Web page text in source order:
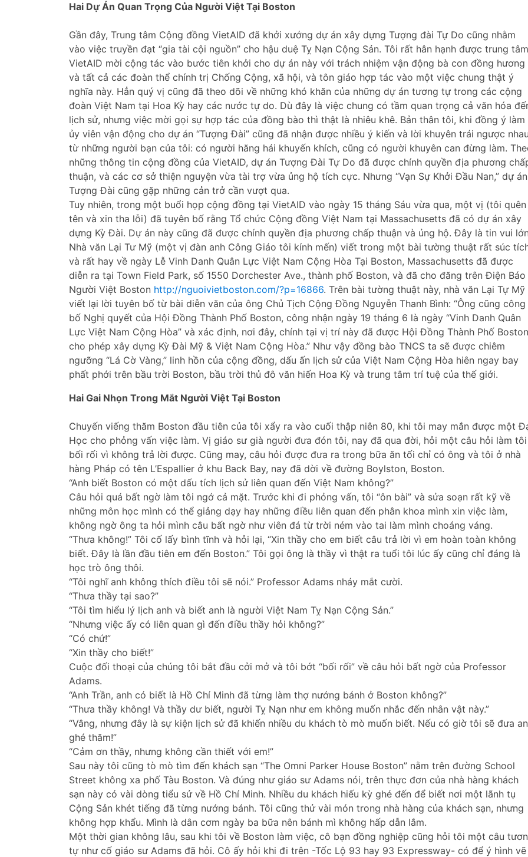
Hai Dự Án Quan Trọng Của Người Việt Tại Boston
Gần đây, Trung tâm Cộng đồng VietAID đã khởi xướng dự án xây dựng Tượng đài Tự Do cũng nhằm
vào việc truyền đạt “gia tài cội nguồn” cho hậu duệ Tỵ Nạn Cộng Sản. Tôi rất hân hạnh được trung tâm
VietAID mời cộng tác vào bước tiên khởi cho dự án này với trách nhiệm vận động bà con đồng hương
và tất cả các đoàn thể chính trị Chống Cộng, xã hội, và tôn giáo hợp tác vào một việc chung thật ý
nghĩa này. Hẳn quý vị cũng đã theo dõi về những khó khăn của những dự án tương tự trong các cộng
đoàn Việt Nam tại Hoa Kỳ hay các nước tự do. Dù đây là việc chung có tầm quan trọng cả văn hóa
lịch sử, nhưng việc mời gọi sự hợp tác của đồng bào thì thật là nhiêu khê. Bản thân tôi, khi đồng ý làm
ủy viên vận động cho dự án “Tượng Đài” cũng đã nhận được nhiều ý kiến và lời khuyên trái ngược
từ những người bạn của tôi: có người hăng hái khuyến khích, cũng có người khuyên can đừng làm.
những thông tin cộng đồng của VietAID, dự án Tượng Đài Tự Do đã được chính quyền địa phương
thuận, và các cơ sở thiện nguyện vừa tài trợ vừa ủng hộ tích cực. Nhưng “Vạn Sự Khởi Đầu Nan,” dự án
Tượng Đài cũng gặp những cản trở cần vượt qua.
Tuy nhiên, trong một buổi họp cộng đồng tại VietAID vào ngày 15 tháng Sáu vừa qua, một vị (tôi quên
tên và xin tha lỗi) đã tuyên bố rằng Tổ chức Cộng đồng Việt Nam tại Massachusetts đã có dự án xây
dựng Kỳ Đài. Dự án này cũng đã được chính quyền địa phương chấp thuận và ủng hộ. Đây là tin vui
Nhà văn Lại Tư Mỹ (một vị đàn anh Công Giáo tôi kính mến) viết trong một bài tường thuật rất súc
và rất hay về ngày Lễ Vinh Danh Quân Lực Việt Nam Cộng Hòa Tại Boston, Massachusetts đã được
diễn ra tại Town Field Park, số 1550 Dorchester Ave., thành phố Boston, và đã cho đăng trên Điện Báo
Người Việt Boston http://nguoivietboston.com/?p=16866. Trên bài tường thuật này, nhà văn Lại Tự Mỹ
viết lại lời tuyên bố từ bài diễn văn của ông Chủ Tịch Cộng Đồng Nguyễn Thanh Bình: “Ông cũng công
bố Nghị quyết của Hội Đồng Thành Phố Boston, công nhận ngày 19 tháng 6 là ngày “Vinh Danh Quân
Lực Việt Nam Cộng Hòa” và xác định, nơi đây, chính tại vị trí này đã được Hội Đồng Thành Phố Boston
cho phép xây dựng Kỳ Đài Mỹ & Việt Nam Cộng Hòa.” Như vậy đồng bào TNCS ta sẽ được chiêm
ngưỡng “Lá Cờ Vàng,” linh hồn của cộng đồng, dấu ấn lịch sử của Việt Nam Cộng Hòa hiên ngay bay
phất phới trên bầu trời Boston, bầu trời thủ đô văn hiến Hoa Kỳ và trung tâm trí tuệ của thế giới.
Hai Gai Nhọn Trong Mắt Người Việt Tại Boston
Chuyến viếng thăm Boston đầu tiên của tôi xẩy ra vào cuối thập niên 80, khi tôi may mắn được một
Học cho phỏng vấn việc làm. Vị giáo sư già người đưa đón tôi, nay đã qua đời, hỏi một câu hỏi làm tôi
bối rối vì không trả lời được. Cũng may, câu hỏi được đưa ra trong bữa ăn tối chỉ có ông và tôi ở nhà
hàng Pháp có tên L’Espallier ở khu Back Bay, nay đã dời về đường Boylston, Boston.
“Anh biết Boston có một dấu tích lịch sử liên quan đến Việt Nam không?”
Câu hỏi quá bất ngờ làm tôi ngớ cả mặt. Trước khi đi phỏng vấn, tôi “ôn bài” và sửa soạn rất kỹ về
những môn học mình có thể giảng dạy hay những điều liên quan đến phân khoa mình xin việc làm,
không ngờ ông ta hỏi mình câu bất ngờ như viên đá từ trời ném vào tai làm mình choáng váng.
“Thưa không!” Tôi cố lấy bình tĩnh và hỏi lại, “Xin thầy cho em biết câu trả lời vì em hoàn toàn không
biết. Đây là lần đầu tiên em đến Boston.” Tôi gọi ông là thầy vì thật ra tuổi tôi lúc ấy cũng chỉ đáng là
học trò ông thôi.
“Tôi nghĩ anh không thích điều tôi sẽ nói.” Professor Adams nháy mắt cười.
“Thưa thầy tại sao?”
“Tôi tìm hiểu lý lịch anh và biết anh là người Việt Nam Tỵ Nạn Cộng Sản.”
“Nhưng việc ấy có liên quan gì đến điều thầy hỏi không?”
“Có chứ!”
“Xin thầy cho biết!”
Cuộc đối thoại của chúng tôi bắt đầu cởi mở và tôi bớt “bối rối” về câu hỏi bất ngờ của Professor
Adams.
“Anh Trần, anh có biết là Hồ Chí Minh đã từng làm thợ nướng bánh ở Boston không?”
“Thưa thầy không! Và thầy dư biết, người Tỵ Nạn như em không muốn nhắc đến nhân vật này.”
“Vâng, nhưng đây là sự kiện lịch sử đã khiến nhiều du khách tò mò muốn biết. Nếu có giờ tôi sẽ đưa
ghé thăm!”
“Cảm ơn thầy, nhưng không cần thiết với em!”
Sau này tôi cũng tò mò tìm đến khách sạn “The Omni Parker House Boston” nằm trên đường School
Street không xa phố Tàu Boston. Và đúng như giáo sư Adams nói, trên thực đơn của nhà hàng khách
sạn này có vài dòng tiểu sử về Hồ Chí Minh. Nhiều du khách hiếu kỳ ghé đến để biết nơi một lãnh tụ
Cộng Sản khét tiếng đã từng nướng bánh. Tôi cũng thử vài món trong nhà hàng của khách sạn, nhưng
không hợp khẩu. Mình là dân cơm ngày ba bữa nên bánh mì không hấp dẫn lắm.
Một thời gian không lâu, sau khi tôi về Boston làm việc, cô bạn đồng nghiệp cũng hỏi tôi một câu
tự như cố giáo sư Adams đã hỏi. Cô ấy hỏi khi đi trên -Tốc Lộ 93 hay 93 Expressway- có để ý hình vẽ